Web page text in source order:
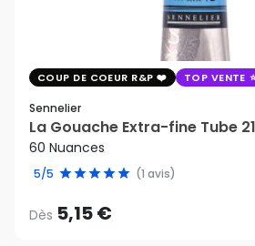
COUP DE COEUR R&P TOP VENTE
Sennelier
La Gouache Extra-fine Tube
60 Nuances
5/5 (1 avis)
Dès 5,15 €